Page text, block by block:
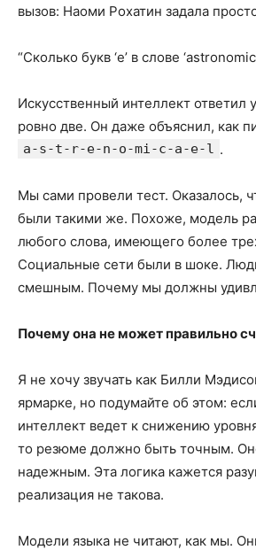
вызов: Наоми Рохатин задала
“Сколько букв ‘e’ в слове
Искусственный интеллект ответил
ровно две. Он даже объяснил, как
a-s-t-r-e-n-o-mi-c-a-e-l .
Мы сами провели тест. Оказалось,
были такими же. Похоже, модель
любого слова, имеющего более
Социальные сети были в шоке.
смешным. Почему мы должны
Почему она не может правильно
Я не хочу звучать как Билли
ярмарке, но подумайте об этом:
интеллект ведет к снижению
то резюме должно быть точным.
надежным. Эта логика кажется
реализация не такова.
Модели языка не читают, как мы.